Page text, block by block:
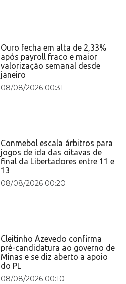
Ouro fecha em alta de 2,33%
após payroll fraco e maior
valorização semanal desde
janeiro
08/08/2026 00:31
Conmebol escala árbitros para
jogos de ida das oitavas de
final da Libertadores entre 11 e
13
08/08/2026 00:20
Cleitinho Azevedo confirma
pré-candidatura ao governo de
Minas e se diz aberto a apoio
do PL
08/08/2026 00:10